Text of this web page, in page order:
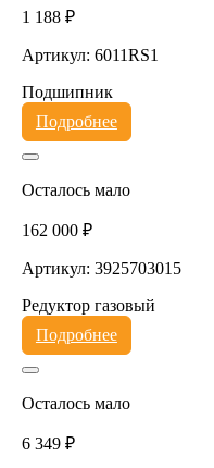
1 188 ₽
Артикул: 6011RS1
Подшипник
Подробнее
Осталось мало
162 000 ₽
Артикул: 3925703015
Редуктор газовый
Подробнее
Осталось мало
6 349 ₽